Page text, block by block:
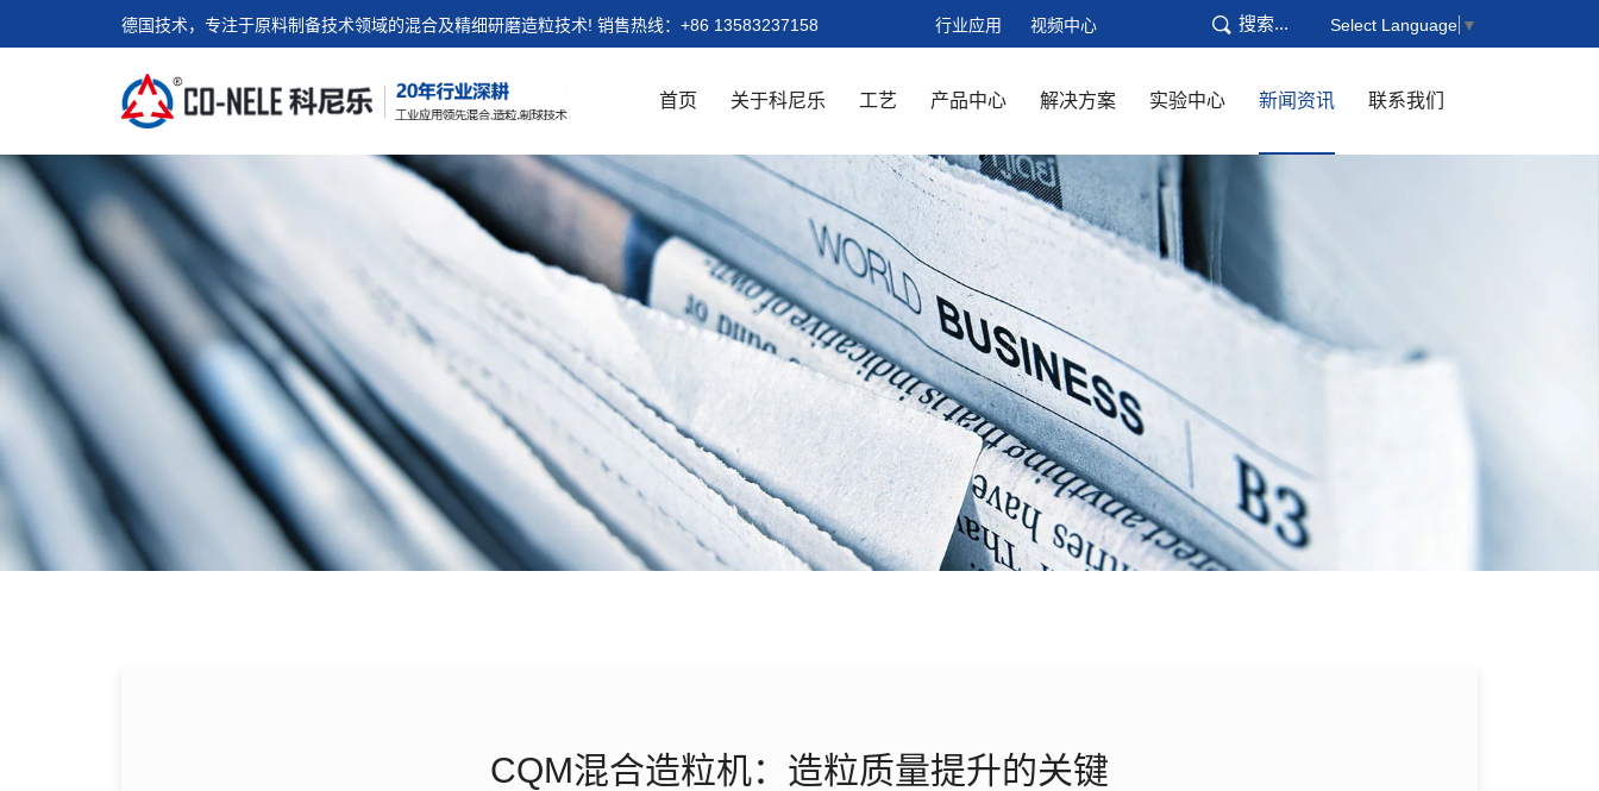
德国技术，专注于原料制备技术领域的混合及精细研磨造粒技术! 销售热线： +86 13583237158 行业应用 视频中心 搜索... Select Language ▼
首页 关于科尼乐 工艺 产品中心 解决方案 实验中心 新闻资讯 联系我们
CQM混合造粒机：造粒质量提升的关键